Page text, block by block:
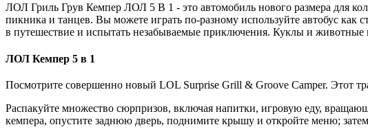
ЛОЛ Гриль Грув Кемпер ЛОЛ 5 В 1 - это автомобиль нового размера для
пикника и танцев. Вы можете играть по-разному используйте автобус
в путешествие и испытать незабываемые приключения. Куклы и животные
ЛОЛ Кемпер 5 в 1
Посмотрите совершенно новый LOL Surprise Grill & Groove Camper. Этот
Распакуйте множество сюрпризов, включая напитки, игровую еду,
кемпера, опустите заднюю дверь, поднимите крышу и откройте меню;